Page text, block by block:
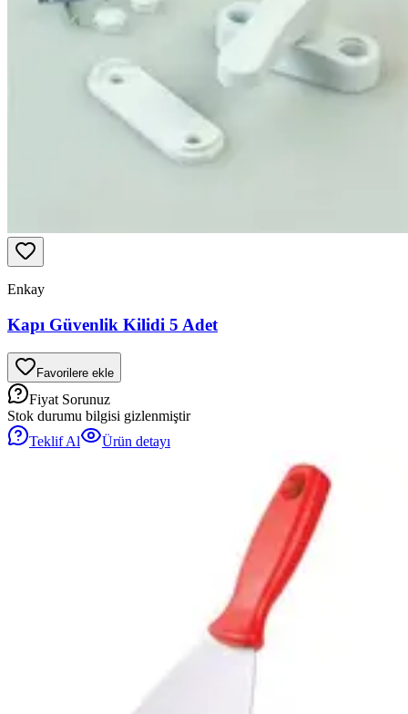
Enkay
Kapı Güvenlik Kilidi 5 Adet
Favorilere ekle
Fiyat Sorunuz
Stok durumu bilgisi gizlenmiştir
Teklif Al
Ürün detayı